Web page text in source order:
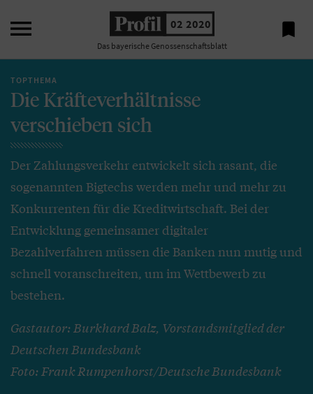
 02 2020
Das bayerische Genossenschaftsblatt

TOPTHEMA
Die Kräfteverhältnisse
verschieben sich
Der Zahlungsverkehr entwickelt sich rasant, die
sogenannten Bigtechs werden mehr und mehr zu
Konkurrenten für die Kreditwirtschaft. Bei der
Entwicklung gemeinsamer digitaler
Bezahlverfahren müssen die Banken nun mutig und
schnell voranschreiten, um im Wettbewerb zu
bestehen.
Gastautor: Burkhard Balz, Vorstandsmitglied der
Deutschen Bundesbank
Foto: Frank Rumpenhorst/Deutsche Bundesbank